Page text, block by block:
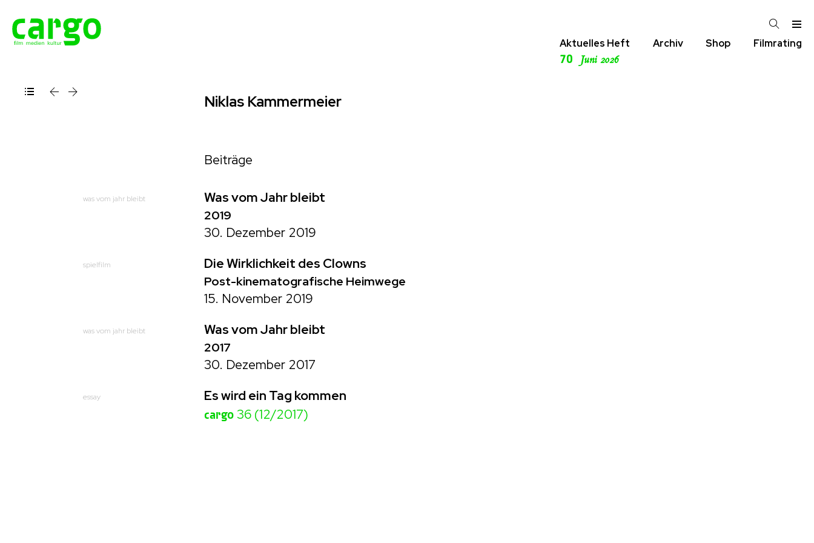
Aktuelles Heft
70 Juni 2026
Archiv Shop Filmrating
Niklas Kammermeier
Beiträge
was vom jahr bleibt Was vom Jahr bleibt
2019
30. Dezember 2019
spielfilm Die Wirklichkeit des Clowns
Post-kinematografische Heimwege
15. November 2019
was vom jahr bleibt Was vom Jahr bleibt
2017
30. Dezember 2017
essay Es wird ein Tag kommen
cargo 36 (12/2017)